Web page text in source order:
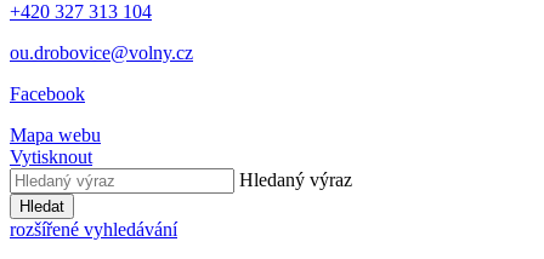
+420 327 313 104
ou.drobovice@volny.cz
Facebook
Mapa webu
Vytisknout
Hledaný výraz
Hledat
rozšířené vyhledávání